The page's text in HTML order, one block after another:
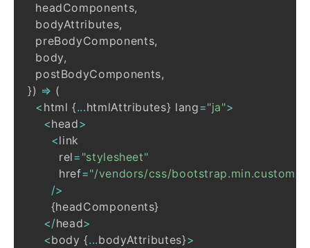
  headComponents
,
  bodyAttributes
,
  preBodyComponents
,
  body
,
  postBodyComponents
,
}) => (
< html {...htmlAttributes} lang="ja">
<head>
<
        rel
= "stylesheet"
        href
="/vendors/css/
/>
{headComponents}
</head>
<body {...bodyAttributes}>